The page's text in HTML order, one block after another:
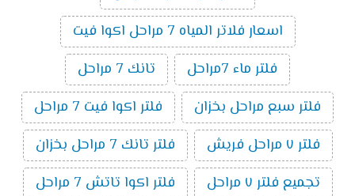
اسعار فلاتر المياه 7 مراحل اكوا فيت
فلتر ماء 7مراحل
تانك 7 مراحل
فلتر سبع مراحل بخزان
فلتر اكوا فيت 7 مراحل
فلتر ٧ مراحل فريش
فلتر تانك 7 مراحل بخزان
تجميع فلتر ٧ مراحل
فلتر اكوا تاتش 7 مراحل